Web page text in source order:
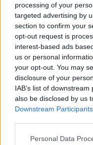
processing of your
targeted advertising by
section to confirm your
opt-out request is
interest-based ads
us or personal
your opt-out. You may
disclosure of your
IAB’s list of
also be disclosed by us
Downstream Participants
Please note that this
Personal Data
Egészen érdekes ez
kíméli a padlót!
Fotó: Pedro Gomes /